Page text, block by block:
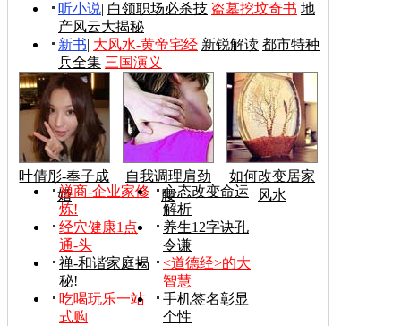
听小说| 白领职场必杀技 盗墓挖坟奇书 地
产风云大揭秘
新书| 大风水-黄帝宅经 新锐解读 都市特种
兵全集 三国演义
叶倩彤-奉子成
婚
自我调理肩劲
腰
如何改变居家
风水
禅商-企业家修
炼!
心态改变命运
解析
经穴健康1点
通-头
养生12字诀孔
令谦
禅-和谐家庭揭
秘!
<道德经>的大
智慧
吃喝玩乐一站
式购
手机签名彰显
个性